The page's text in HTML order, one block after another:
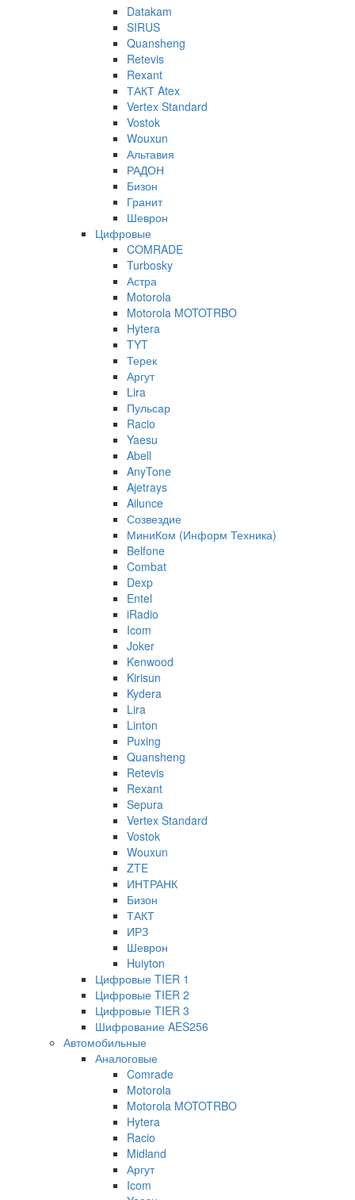
Datakam
SIRUS
Quansheng
Retevis
Rexant
ТАКТ Atex
Vertex Standard
Vostok
Wouxun
Альтавия
РАДОН
Бизон
Гранит
Шеврон
Цифровые
COMRADE
Turbosky
Астра
Motorola
Motorola MOTOTRBO
Hytera
TYT
Терек
Аргут
Lira
Пульсар
Racio
Yaesu
Abell
AnyTone
Ajetrays
Ailunce
Созвездие
МиниКом (Информ Техника)
Belfone
Combat
Dexp
Entel
iRadio
Icom
Joker
Kenwood
Kirisun
Kydera
Lira
Linton
Puxing
Quansheng
Retevis
Rexant
Sepura
Vertex Standard
Vostok
Wouxun
ZTE
ИНТРАНК
Бизон
ТАКТ
ИРЗ
Шеврон
Huiyton
Цифровые TIER 1
Цифровые TIER 2
Цифровые TIER 3
Шифрование AES256
Автомобильные
Аналоговые
Comrade
Motorola
Motorola MOTOTRBO
Hytera
Racio
Midland
Аргут
Icom